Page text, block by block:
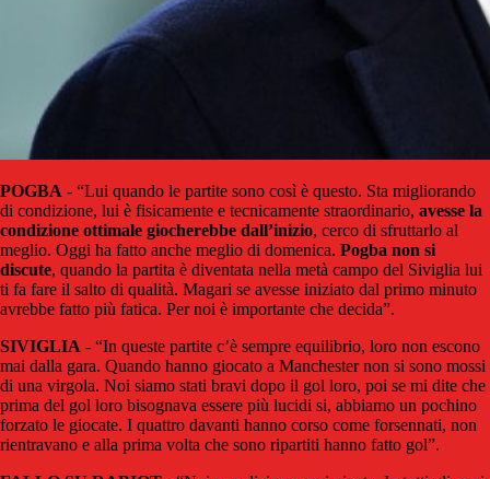
POGBA - “Lui quando le partite sono così è questo. Sta migliorando
di condizione, lui è fisicamente e tecnicamente straordinario, avesse la
condizione ottimale giocherebbe dall’inizio, cerco di sfruttarlo al
meglio. Oggi ha fatto anche meglio di domenica. Pogba non si
discute, quando la partita è diventata nella metà campo del Siviglia lui
ti fa fare il salto di qualità. Magari se avesse iniziato dal primo minuto
avrebbe fatto più fatica. Per noi è importante che decida”.
SIVIGLIA - “In queste partite c’è sempre equilibrio, loro non escono
mai dalla gara. Quando hanno giocato a Manchester non si sono mossi
di una virgola. Noi siamo stati bravi dopo il gol loro, poi se mi dite che
prima del gol loro bisognava essere più lucidi si, abbiamo un pochino
forzato le giocate. I quattro davanti hanno corso come forsennati, non
rientravano e alla prima volta che sono ripartiti hanno fatto gol”.